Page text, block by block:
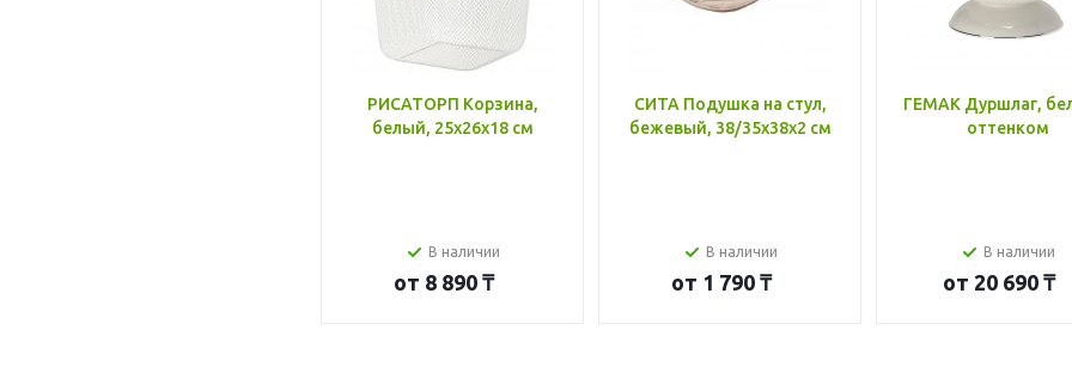
РИСАТОРП Корзина,
белый, 25x26x18 см
В наличии
от 8 890 ₸
СИТА Подушка на стул,
бежевый, 38/35x38x2 см
В наличии
от 1 790 ₸
ГЕМАК Дуршлаг,
оттенком
В наличии
от 20 690 ₸